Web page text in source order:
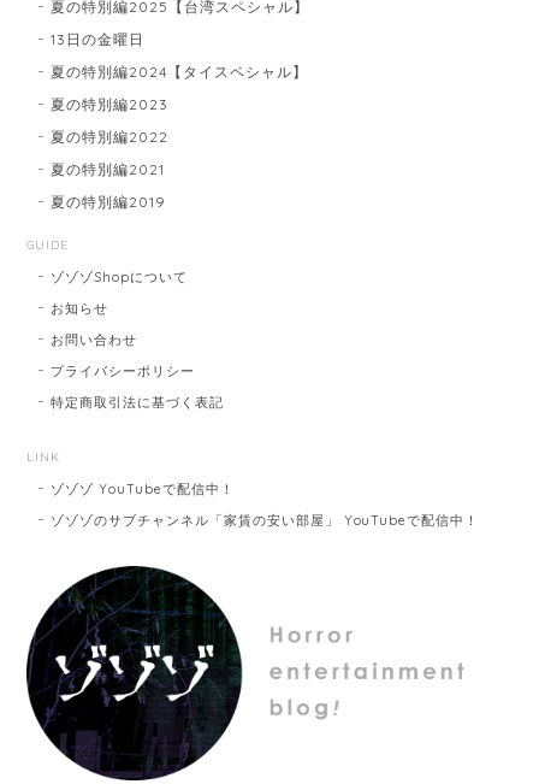
夏の特別編2025【台湾スペシャル】
13日の金曜日
夏の特別編2024【タイスペシャル】
夏の特別編2023
夏の特別編2022
夏の特別編2021
夏の特別編2019
GUIDE
ゾゾゾShopについて
お知らせ
お問い合わせ
プライバシーポリシー
特定商取引法に基づく表記
LINK
ゾゾゾ YouTubeで配信中！
ゾゾゾのサブチャンネル「家賃の安い部屋」 YouTubeで配信中！